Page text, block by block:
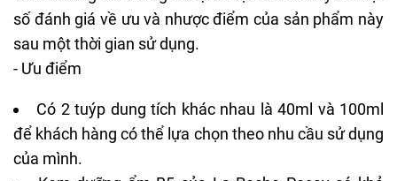
số đánh giá về ưu và nhược điểm của sản phẩm này
sau một thời gian sử dụng.
- Ưu điểm
Có 2 tuýp dung tích khác nhau là 40ml và 100ml
để khách hàng có thể lựa chọn theo nhu cầu sử dụng
của mình.